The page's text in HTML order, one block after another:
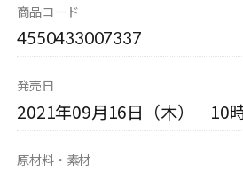
商品コード
4550433007337
発売日
2021年09月16日（木） 10
原材料・素材